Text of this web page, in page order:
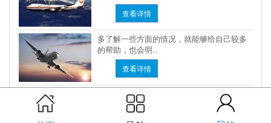
查看详情
多了解一些方面的情况，就能够给自己较多
的帮助，也会明..
查看详情